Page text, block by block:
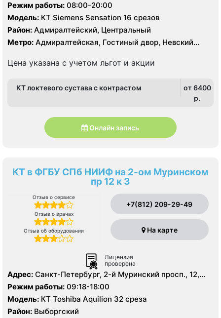
Режим работы: 08:00-20:00
Модель: КТ Siemens Sensation 16 срезов
Район: Адмиралтейский, Центральный
Метро: Адмиралтейская, Гостиный двор, Невский
Цена указана с учетом льгот и акции
КТ локтевого сустава с контрастом
от 6400
p.
Онлайн запись
КТ в ФГБУ СПб НИИФ на 2-ом Муринском
пр 12 к 3
Отзыв о сервисе
Отзыв о врачах
Отзыв об оборудовании
+7(812) 209-29-49
На карте
Лицензия
проверена
Адрес: Санкт-Петербург, 2-й Муринский просп., 12,
корп. 3
Режим работы: 09:18-18:00
Модель: КТ Toshiba Aquilion 32 среза
Район: Выборгский